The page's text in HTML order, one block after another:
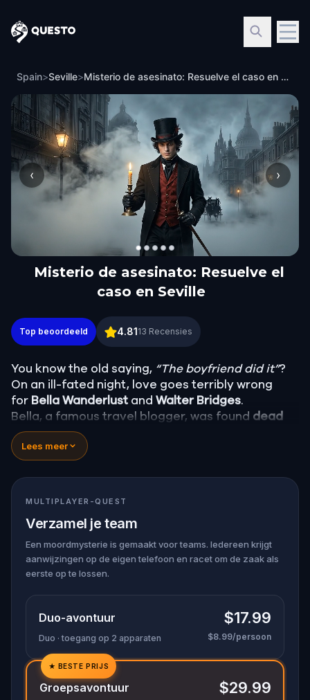
Questo
Spain>Seville> Misterio de asesinato: Resuelve el caso en Seville
‹ ›
Misterio de asesinato: Resuelve el
caso en Seville
Misterio de asesinato: Resuelve el caso en Seville
Top beoordeeld 4.8113 Recensies
You know the old saying, “The boyfriend did it”?
On an ill-fated night, love goes terribly wrong
for Bella Wanderlust and Walter Bridges.
Bella, a famous travel blogger, was found dead
during a ghost tour led by the theatrical
Shadows. Now, it’s up to you to uncover the truth.
Was it Walter, the obsessed boyfriend? Percy, the
ghost tour guide with a flair for the dramatic? Or
is someone else hiding in the shadows?
expose the real murderer before they strike
again. Make sure to have your pen and paper
ready to jot down all the crucial evidence.
Lees meer
MULTIPLAYER-QUEST
Verzamel je team
Een moordmysterie is gemaakt voor teams. Iedereen krijgt
aanwijzingen op de eigen telefoon en racet om de zaak als
eerste op te lossen.
Duo-avontuur
Duo · toegang op 2 apparaten
$17.99
$8.99/persoon
✓
✓
★ BESTE PRIJS
Groepsavontuur $29.99